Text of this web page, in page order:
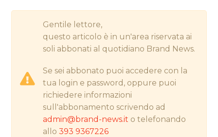
RICERCHE
Gentile lettore,
questo articolo è in un'area riservata ai
soli abbonati al quotidiano Brand News.
Se sei abbonato puoi accedere con la
tua login e password, oppure puoi
richiedere informazioni
sull'abbonamento scrivendo ad
admin@brand-news.it o telefonando
allo393 9367226